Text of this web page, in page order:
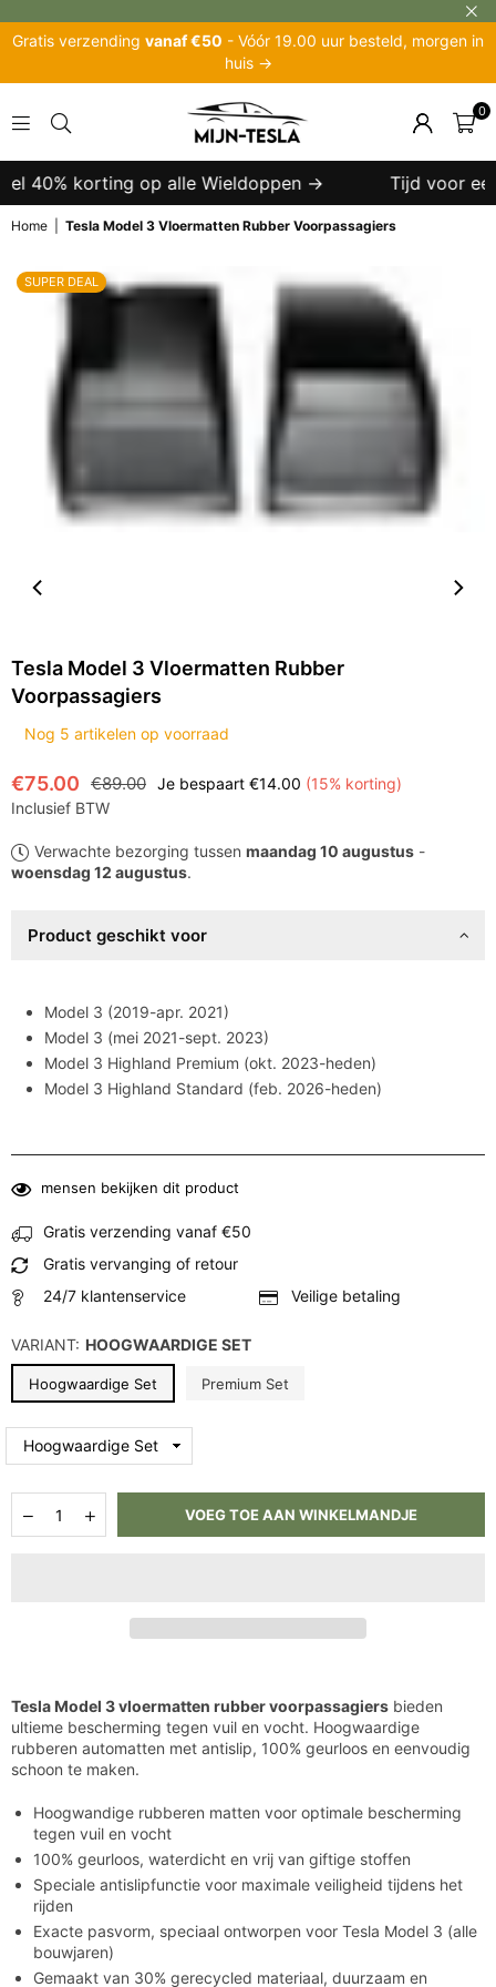
Gratis verzending vanaf €50 - Vóór 19.00 uur besteld, morgen in
huis →
TESLA
0
40% korting op alle Wieldoppen → Tijd voor
Home Tesla Model 3 Vloermatten Rubber Voorpassagiers
SUPER DEAL
Tesla Model 3 Vloermatten Rubber
Voorpassagiers
Nog 5 artikelen op voorraad
Normale
prijs
€75.00 €89.00 Je bespaart €14.00 (15% korting)
Inclusief BTW
Verwachte bezorging tussen maandag 10 augustus -
woensdag 12 augustus.
Product geschikt voor
Model 3 (2019-apr. 2021)
Model 3 (mei 2021-sept. 2023)
Model 3 Highland Premium (okt. 2023-heden)
Model 3 Highland Standard (feb. 2026-heden)
mensen bekijken dit product
Gratis verzending vanaf €50
Gratis vervanging of retour
24/7 klantenservice
Veilige betaling
VARIANT: HOOGWAARDIGE SET
Hoogwaardige Set Premium Set
Aantal
verlagen
Aantal
verhogen
VOEG TOE AAN WINKELMANDJE
Tesla Model 3 vloermatten rubber voorpassagiers bieden
ultieme bescherming tegen vuil en vocht. Hoogwaardige
rubberen automatten met antislip, 100% geurloos en eenvoudig
schoon te maken.
Hoogwandige rubberen matten voor optimale bescherming
tegen vuil en vocht
100% geurloos, waterdicht en vrij van giftige stoffen
Speciale antislipfunctie voor maximale veiligheid tijdens het
rijden
Exacte pasvorm, speciaal ontworpen voor Tesla Model 3 (alle
bouwjaren)
Gemaakt van 30% gerecycled materiaal, duurzaam en